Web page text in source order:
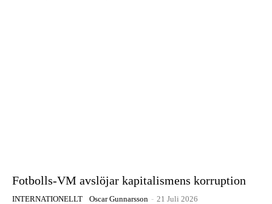
Fotbolls-VM avslöjar kapitalismens korruption
INTERNATIONELLT Oscar Gunnarsson - 21 Juli 2026